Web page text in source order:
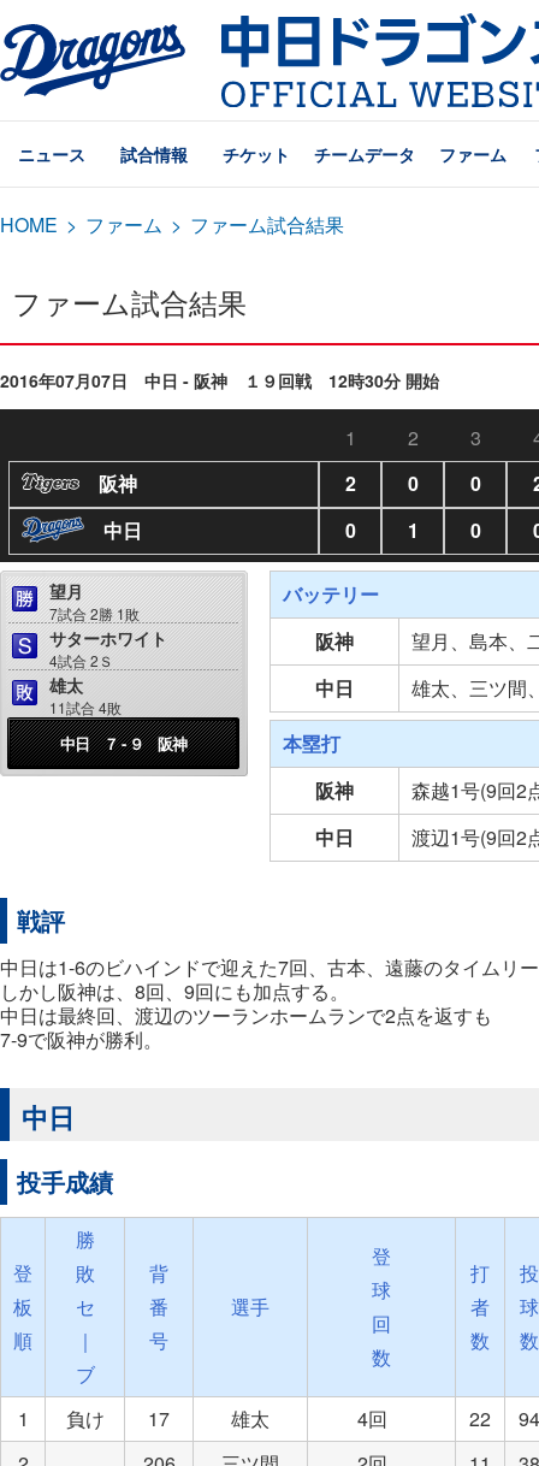
ニュース 試合情報 チケット チームデータ ファーム
HOME > ファーム > ファーム試合結果
ファーム試合結果
2016年07月07日 中日 - 阪神 １９回戦 12時30分 開始
1 2 3
阪神
2 0 0
中日
0 1 0
望月
7試合 2勝 1敗
サターホワイト
4試合 2Ｓ
雄太
11試合 4敗
中日 ７ - ９ 阪神
バッテリー
阪神
望月、島本、
中日
雄太、三ツ間
本塁打
阪神
森越1号(9回2
中日
渡辺1号(9回2
戦評
中日は1-6のビハインドで迎えた7回、古本、遠藤のタイムリ
しかし阪神は、8回、9回にも加点する。
中日は最終回、渡辺のツーランホームランで2点を返すも
7-9で阪神が勝利。
中日
投手成績
登
板
順
勝
敗
セ
｜
ブ
背
番
号
選手
登
球
回
数
打
者
数
投
球
数
1 負け 17 雄太 4回 22
94